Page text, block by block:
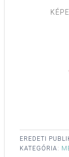
EREDETI
KATEGÓRIA: